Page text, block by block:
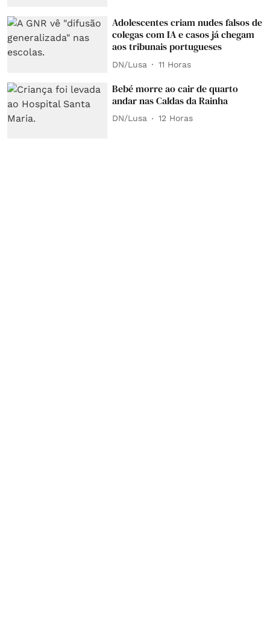
Adolescentes criam nudes falsos de
colegas com IA e casos já chegam
aos tribunais portugueses
DN/Lusa 11 Horas
Bebé morre ao cair de quarto
andar nas Caldas da Rainha
DN/Lusa 12 Horas